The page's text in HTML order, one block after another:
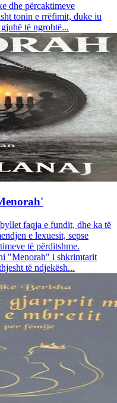
dhe përcaktimeve
tonin e rrëfimit, duke iu
të ngrohtë...
faqja e fundit, dhe ka të
e lexuesit, sepse
të përditshme.
"Menorah" i shkrimtarit
të ndjekësh...